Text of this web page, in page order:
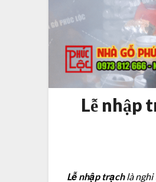
Lễ nhập
Lễ nhập trạchlà nghi